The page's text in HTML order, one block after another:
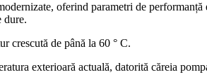
oferind parametri de
dure.
crescută de până la 60 ° C.
exterioară actuală, datorită căreia